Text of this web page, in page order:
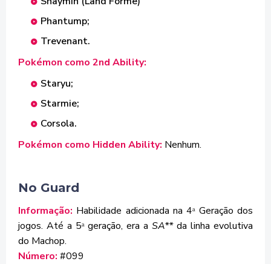
Phantump;
Trevenant.
Pokémon como 2nd Ability:
Staryu;
Starmie;
Corsola.
Pokémon como Hidden Ability: Nenhum.
No Guard
Informação: Habilidade adicionada na 4ªGeração dos
jogos. Até a 5ªgeração, era a SA**da linha evolutiva
do Machop.
Número: #099